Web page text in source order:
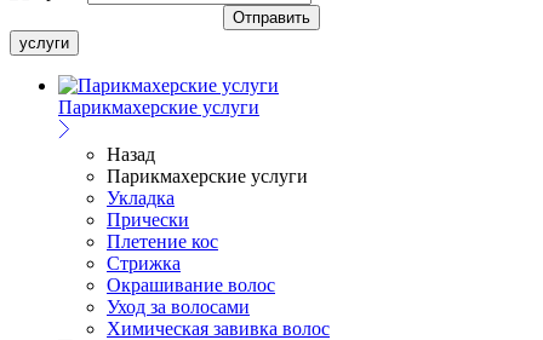
услуги
Парикмахерские услуги
Назад
Парикмахерские услуги
Укладка
Прически
Плетение кос
Стрижка
Окрашивание волос
Уход за волосами
Химическая завивка волос